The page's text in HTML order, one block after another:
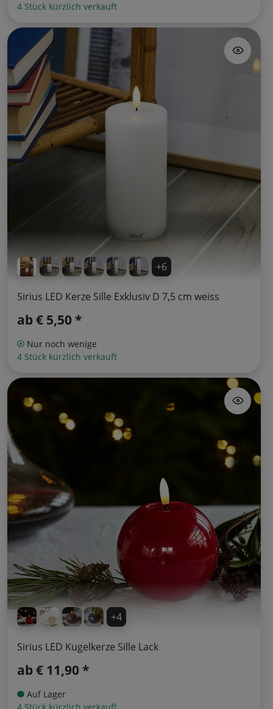
4 Stück kürzlich verkauft
+6
Sirius LED Kerze Sille Exklusiv D 7,5 cm weiss
ab€ 5,50 *
Nur noch wenige
4 Stück kürzlich verkauft
+4
Sirius LED Kugelkerze Sille Lack
ab€ 11,90 *
Auf Lager